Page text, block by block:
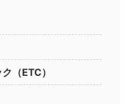
（ETC）